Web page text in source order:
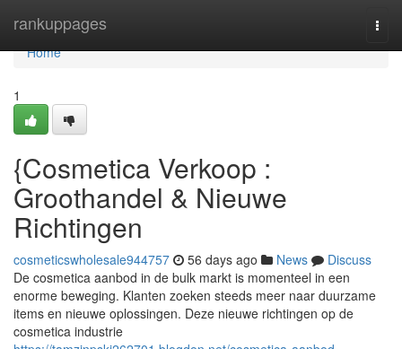
rankuppages
Home
Home
1
{Cosmetica Verkoop :
Groothandel & Nieuwe
Richtingen
cosmeticswholesale944757 56 days ago News
Discuss
De cosmetica aanbod in de bulk markt is momenteel in een
enorme beweging. Klanten zoeken steeds meer naar duurzame
items en nieuwe oplossingen. Deze nieuwe richtingen op de
cosmetica industrie